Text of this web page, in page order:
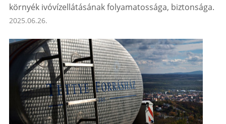
környék ivóvízellátásának folyamatossága, biztonsága.
2025.06.26.